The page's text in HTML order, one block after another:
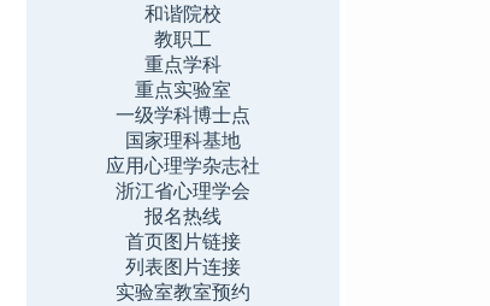
和谐院校
教职工
重点学科
重点实验室
一级学科博士点
国家理科基地
应用心理学杂志社
浙江省心理学会
报名热线
首页图片链接
列表图片连接
实验室教室预约